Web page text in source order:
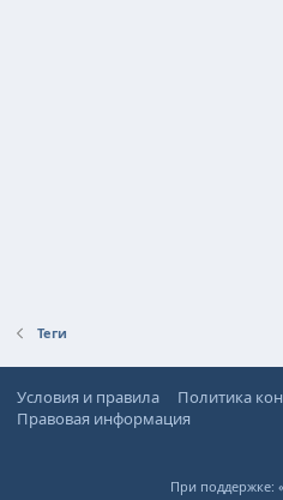
Теги
Условия и правила
Политика
Правовая информация
При поддержке: